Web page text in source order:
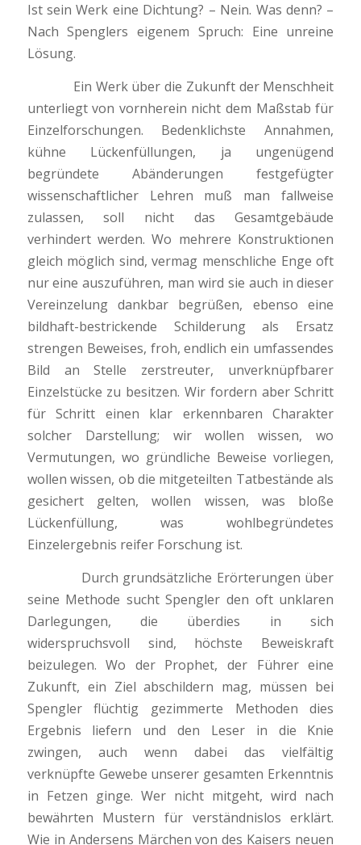
Ist sein Werk eine Dichtung? – Nein. Was denn? –
Nach Spenglers eigenem Spruch: Eine unreine
Lösung.
Ein Werk über die Zukunft der Menschheit
unterliegt von vornherein nicht dem Maßstab für
Einzelforschungen. Bedenklichste Annahmen,
kühne Lückenfüllungen, ja ungenügend
begründete Abänderungen festgefügter
wissenschaftlicher Lehren muß man fallweise
zulassen, soll nicht das Gesamtgebäude
verhindert werden. Wo mehrere Konstruktionen
gleich möglich sind, vermag menschliche Enge oft
nur eine auszuführen, man wird sie auch in dieser
Vereinzelung dankbar begrüßen, ebenso eine
bildhaft-bestrickende Schilderung als Ersatz
strengen Beweises, froh, endlich ein umfassendes
Bild an Stelle zerstreuter, unverknüpfbarer
Einzelstücke zu besitzen. Wir fordern aber Schritt
für Schritt einen klar erkennbaren Charakter
solcher Darstellung; wir wollen wissen, wo
Vermutungen, wo gründliche Beweise vorliegen,
wollen wissen, ob die mitgeteilten Tatbestände als
gesichert gelten, wollen wissen, was bloße
Lückenfüllung, was wohlbegründetes
Einzelergebnis reifer Forschung ist.
Durch grundsätzliche Erörterungen über
seine Methode sucht Spengler den oft unklaren
Darlegungen, die überdies in sich
widerspruchsvoll sind, höchste Beweiskraft
beizulegen. Wo der Prophet, der Führer eine
Zukunft, ein Ziel abschildern mag, müssen bei
Spengler flüchtig gezimmerte Methoden dies
Ergebnis liefern und den Leser in die Knie
zwingen, auch wenn dabei das vielfältig
verknüpfte Gewebe unserer gesamten Erkenntnis
in Fetzen ginge. Wer nicht mitgeht, wird nach
bewährten Mustern für verständnislos erklärt.
Wie in Andersens Märchen von des Kaisers neuen